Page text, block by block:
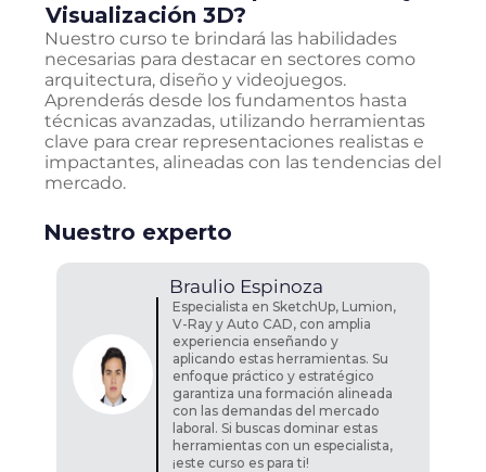
Visualización 3D?
Nuestro curso te brindará las habilidades
necesarias para destacar en sectores como
arquitectura, diseño y videojuegos.
Aprenderás desde los fundamentos hasta
técnicas avanzadas, utilizando herramientas
clave para crear representaciones realistas e
impactantes, alineadas con las tendencias del
mercado.
Nuestro experto
Braulio Espinoza
Especialista en SketchUp, Lumion,
V-Ray y Auto CAD, con amplia
experiencia enseñando y
aplicando estas herramientas. Su
enfoque práctico y estratégico
garantiza una formación alineada
con las demandas del mercado
laboral. Si buscas dominar estas
herramientas con un especialista,
¡este curso es para ti!